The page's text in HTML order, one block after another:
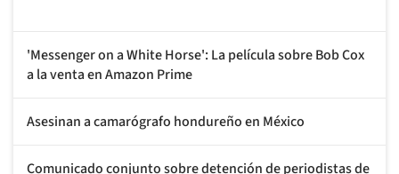
'Messenger on a White Horse': La película sobre Bob Cox
a la venta en Amazon Prime
Asesinan a camarógrafo hondureño en México
Comunicado conjunto sobre detención de periodistas de